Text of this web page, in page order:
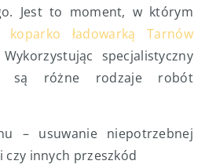
Jest to moment, w którym
koparko ładowarką Tarnów
specjalistyczny
są różne rodzaje robót
– usuwanie niepotrzebnej
innych przeszkód